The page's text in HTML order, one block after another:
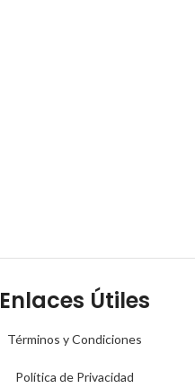
Enlaces Útiles
Términos y Condiciones
Política de Privacidad